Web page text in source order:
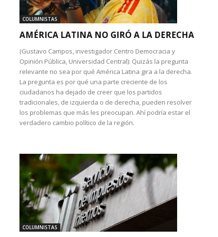
COLUMNISTAS
AMÉRICA LATINA NO GIRÓ A LA DERECHA
(Gustavo Campos, investigador Centro Democracia y
Opinión Pública, Universidad Central): Quizás la pregunta
relevante no sea por qué América Latina gira a la derecha.
La pregunta es por qué una parte creciente de los
ciudadanos ha dejado de creer que los partidos
tradicionales, de izquierda o de derecha, pueden resolver
los problemas que más les preocupan. Ahí podría estar el
verdadero cambio político de la región.
COLUMNISTAS